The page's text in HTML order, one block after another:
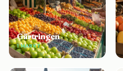
Gärtringen
1 MARKT